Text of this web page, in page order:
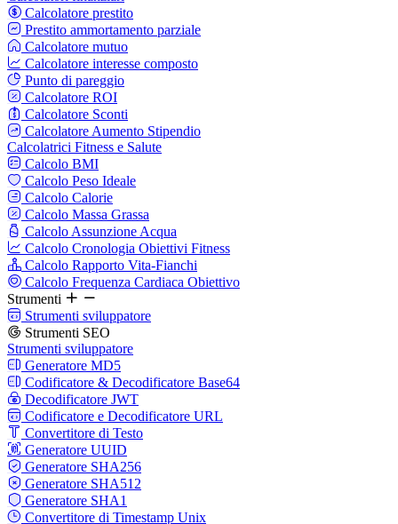
Calcolatore prestito
Prestito ammortamento parziale
Calcolatore mutuo
Calcolatore interesse composto
Punto di pareggio
Calcolatore ROI
Calcolatore Sconti
Calcolatore Aumento Stipendio
Calcolatrici Fitness e Salute
Calcolo BMI
Calcolo Peso Ideale
Calcolo Calorie
Calcolo Massa Grassa
Calcolo Assunzione Acqua
Calcolo Cronologia Obiettivi Fitness
Calcolo Rapporto Vita-Fianchi
Calcolo Frequenza Cardiaca Obiettivo
Strumenti
Strumenti sviluppatore
Strumenti SEO
Strumenti sviluppatore
Generatore MD5
Codificatore & Decodificatore Base64
Decodificatore JWT
Codificatore e Decodificatore URL
Convertitore di Testo
Generatore UUID
Generatore SHA256
Generatore SHA512
Generatore SHA1
Convertitore di Timestamp Unix